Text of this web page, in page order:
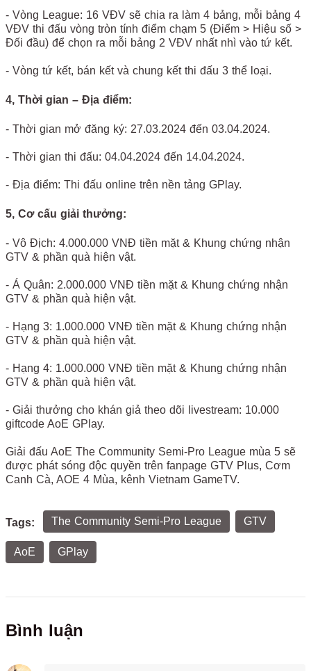
- Vòng League: 16 VĐV sẽ chia ra làm 4 bảng, mỗi bảng 4
VĐV thi đấu vòng tròn tính điểm chạm 5 (Điểm > Hiệu số >
Đối đầu) để chọn ra mỗi bảng 2 VĐV nhất nhì vào tứ kết.
- Vòng tứ kết, bán kết và chung kết thi đấu 3 thể loại.
4, Thời gian – Địa điểm:
- Thời gian mở đăng ký: 27.03.2024 đến 03.04.2024.
- Thời gian thi đấu: 04.04.2024 đến 14.04.2024.
- Địa điểm: Thi đấu online trên nền tảng GPlay.
5, Cơ cấu giải thưởng:
- Vô Địch: 4.000.000 VNĐ tiền mặt & Khung chứng nhận
GTV & phần quà hiện vật.
- Á Quân: 2.000.000 VNĐ tiền mặt & Khung chứng nhận
GTV & phần quà hiện vật.
- Hạng 3: 1.000.000 VNĐ tiền mặt & Khung chứng nhận
GTV & phần quà hiện vật.
- Hạng 4: 1.000.000 VNĐ tiền mặt & Khung chứng nhận
GTV & phần quà hiện vật.
- Giải thưởng cho khán giả theo dõi livestream: 10.000
giftcode AoE GPlay.
Giải đấu AoE The Community Semi-Pro League mùa 5 sẽ
được phát sóng độc quyền trên fanpage GTV Plus, Cơm
Canh Cà, AOE 4 Mùa, kênh Vietnam GameTV.
Tags: The Community Semi-Pro League GTV
AoE GPlay
Bình luận